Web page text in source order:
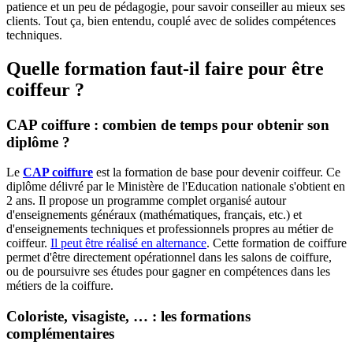
patience et un peu de pédagogie, pour savoir conseiller au mieux ses
clients. Tout ça, bien entendu, couplé avec de solides compétences
techniques.
Quelle formation faut-il faire pour être
coiffeur ?
CAP coiffure : combien de temps pour obtenir son
diplôme ?
Le CAP coiffure est la formation de base pour devenir coiffeur. Ce
diplôme délivré par le Ministère de l'Education nationale s'obtient en
2 ans. Il propose un programme complet organisé autour
d'enseignements généraux (mathématiques, français, etc.) et
d'enseignements techniques et professionnels propres au métier de
coiffeur. Il peut être réalisé en alternance. Cette formation de coiffure
permet d'être directement opérationnel dans les salons de coiffure,
ou de poursuivre ses études pour gagner en compétences dans les
métiers de la coiffure.
Coloriste, visagiste, … : les formations
complémentaires